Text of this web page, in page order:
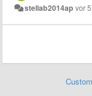
stellab2014ap vor